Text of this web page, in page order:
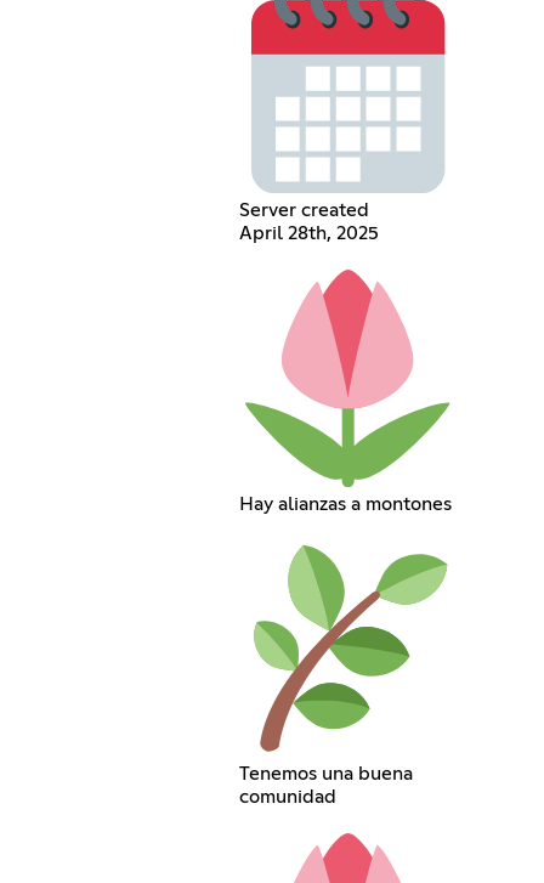
Server created
April 28th, 2025
Hay alianzas a montones
Tenemos una buena
comunidad